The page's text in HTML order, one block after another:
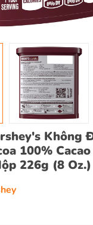
Không
100%
226g (8 Oz.)